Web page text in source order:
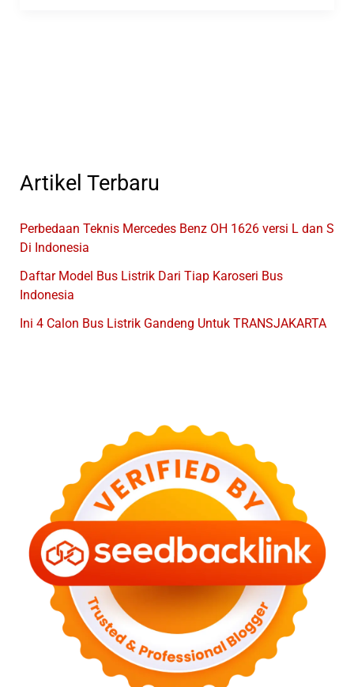
Artikel Terbaru
Perbedaan Teknis Mercedes Benz OH 1626 versi L dan S
Di Indonesia
Daftar Model Bus Listrik Dari Tiap Karoseri Bus
Indonesia
Ini 4 Calon Bus Listrik Gandeng Untuk TRANSJAKARTA